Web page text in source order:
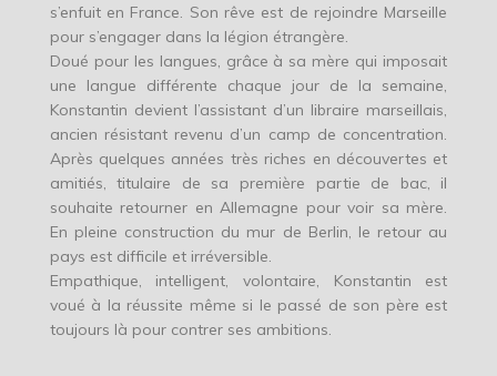
s’enfuit en France. Son rêve est de rejoindre Marseille
pour s’engager dans la légion étrangère.
Doué pour les langues, grâce à sa mère qui imposait
une langue différente chaque jour de la semaine,
Konstantin devient l’assistant d’un libraire marseillais,
ancien résistant revenu d’un camp de concentration.
Après quelques années très riches en découvertes et
amitiés, titulaire de sa première partie de bac, il
souhaite retourner en Allemagne pour voir sa mère.
En pleine construction du mur de Berlin, le retour au
pays est difficile et irréversible.
Empathique, intelligent, volontaire, Konstantin est
voué à la réussite même si le passé de son père est
toujours là pour contrer ses ambitions.